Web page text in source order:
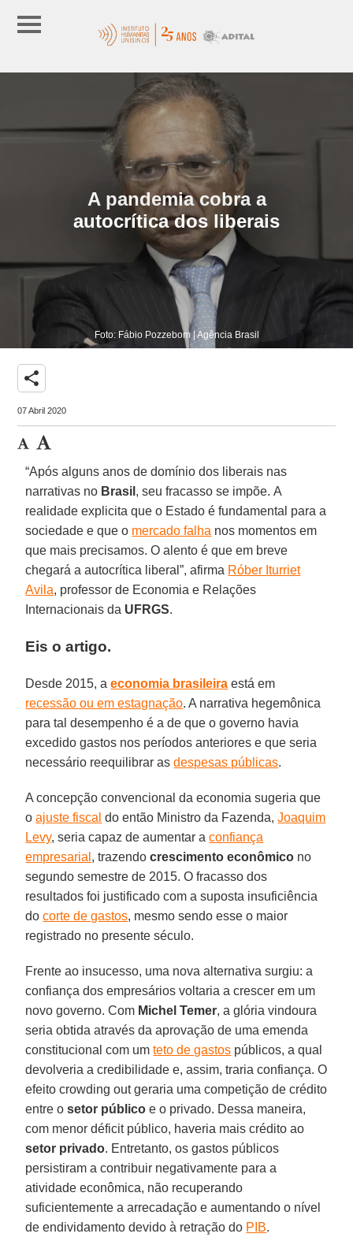
A pandemia cobra a
autocrítica dos liberais
Foto: Fábio Pozzebom | Agência Brasil
share
07 Abril 2020
“Após alguns anos de domínio dos liberais nas
narrativas no Brasil , seu fracasso se impõe. A
realidade explicita que o Estado é fundamental para a
sociedade e que o mercado falha nos momentos em
que mais precisamos. O alento é que em breve
chegará a autocrítica liberal”, afirma Róber Iturriet
Avila, professor de Economia e Relações
Internacionais da UFRGS.
Eis o artigo.
Desde 2015, aeconomia brasileira está em
recessão ou em estagnação. A narrativa hegemônica
para tal desempenho é a de que o governo havia
excedido gastos nos períodos anteriores e que seria
necessário reequilibrar asdespesas públicas.
A concepção convencional da economia sugeria que
oajuste fiscal do então Ministro da Fazenda,Joaquim
Levy, seria capaz de aumentar aconfiança
empresarial , trazendocrescimento econômico no
segundo semestre de 2015. O fracasso dos
resultados foi justificado com a suposta insuficiência
docorte de gastos, mesmo sendo esse o maior
registrado no presente século.
Frente ao insucesso, uma nova alternativa surgiu: a
confiança dos empresários voltaria a crescer em um
novo governo. Com Michel Temer, a glória vindoura
seria obtida através da aprovação de uma emenda
constitucional com umteto de gastos públicos, a qual
devolveria a credibilidade e, assim, traria confiança. O
efeito crowding out geraria uma competição de crédito
entre osetor público e o privado. Dessa maneira,
com menor déficit público, haveria mais crédito ao
setor privado. Entretanto, os gastos públicos
persistiram a contribuir negativamente para a
atividade econômica, não recuperando
suficientemente a arrecadação e aumentando o nível
de endividamento devido à retração do PIB.